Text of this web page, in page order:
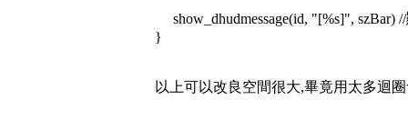
show_dhudmessage(id, "[%s]", szBar)
}
以上可以改良空間很大,畢竟用太多迴